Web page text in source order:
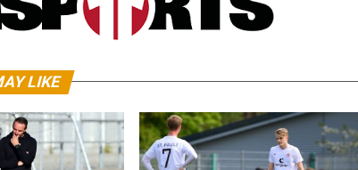
LIKE